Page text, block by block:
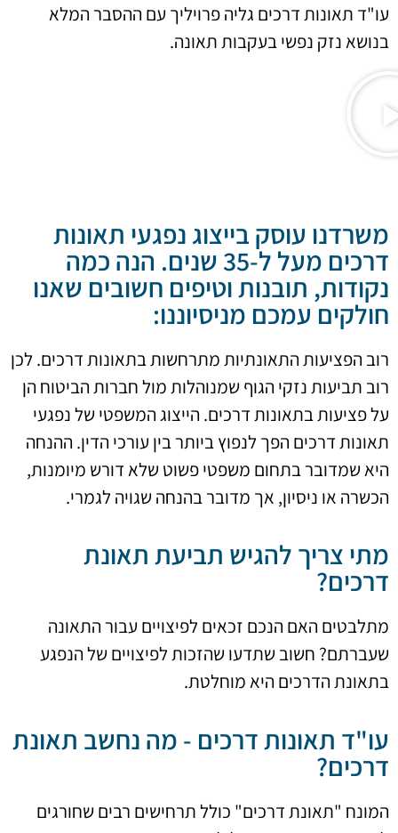
עו"ד תאונות דרכים גליה פרויליך עם ההסבר המלא
בנושא נזק נפשי בעקבות תאונה.
משרדנו עוסק בייצוג נפגעי תאונות
דרכים מעל ל-35 שנים. הנה כמה
נקודות, תובנות וטיפים חשובים שאנו
חולקים עמכם מניסיוננו:
רוב הפציעות התאונתיות מתרחשות בתאונות דרכים. לכן
רוב תביעות נזקי הגוף שמנוהלות מול חברות הביטוח הן
על פציעות בתאונות דרכים. הייצוג המשפטי של נפגעי
תאונות דרכים הפך לנפוץ ביותר בין עורכי הדין. ההנחה
היא שמדובר בתחום משפטי פשוט שלא דורש מיומנות,
הכשרה או ניסיון, אך מדובר בהנחה שגויה לגמרי.
מתי צריך להגיש תביעת תאונת
דרכים?
מתלבטים האם הנכם זכאים לפיצויים עבור התאונה
שעברתם? חשוב שתדעו שהזכות לפיצויים של הנפגע
בתאונת הדרכים היא מוחלטת.
עו"ד תאונות דרכים - מה נחשב תאונת
דרכים?
המונח "תאונת דרכים" כולל תרחישים רבים שחורגים